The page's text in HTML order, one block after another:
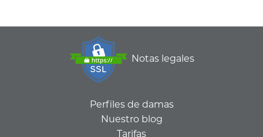
Notas legales
Perfiles de damas
Nuestro blog
Tarifas